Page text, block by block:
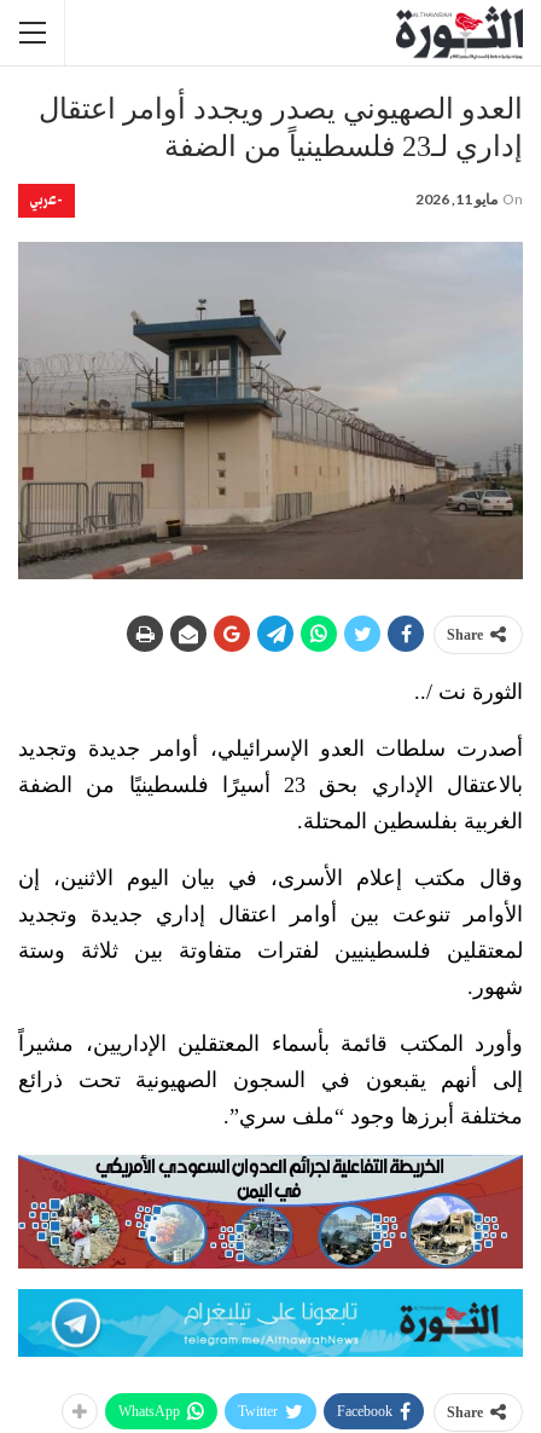
العدو الصهيوني يصدر ويجدد أوامر اعتقال
إداري لـ23 فلسطينياً من الضفة
-عربي On مايو 11, 2026
Share
الثورة نت /..
أصدرت سلطات العدو الإسرائيلي، أوامر جديدة وتجديد
بالاعتقال الإداري بحق 23 أسيرًا فلسطينيًا من الضفة
الغربية بفلسطين المحتلة.
وقال مكتب إعلام الأسرى، في بيان اليوم الاثنين، إن
الأوامر تنوعت بين أوامر اعتقال إداري جديدة وتجديد
لمعتقلين فلسطينيين لفترات متفاوتة بين ثلاثة وستة
شهور.
وأورد المكتب قائمة بأسماء المعتقلين الإداريين، مشيراً
إلى أنهم يقبعون في السجون الصهيونية تحت ذرائع
مختلفة أبرزها وجود “ملف سري”.
Share
Facebook
Twitter
WhatsApp